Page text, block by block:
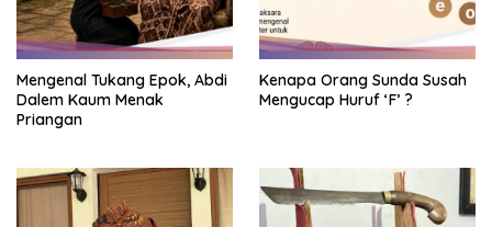
Mengenal Tukang Epok, Abdi
Dalem Kaum Menak
Priangan
Kenapa Orang Sunda Susah
Mengucap Huruf ‘F’ ?